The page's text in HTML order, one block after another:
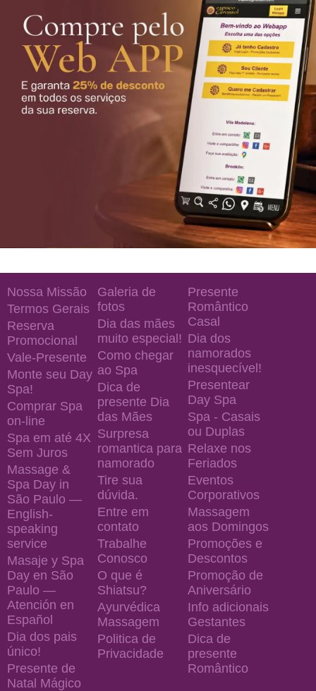
Nossa Missão
Termos Gerais
Reserva
Promocional
Vale-Presente
Monte seu Day
Spa!
Comprar Spa
on-line
Spa em até 4X
Sem Juros
Massage &
Spa Day in
São Paulo —
English-
speaking
service
Masaje y Spa
Day en São
Paulo —
Atención en
Español
Dia dos pais
único!
Presente de
Natal Mágico
Galeria de
fotos
Dia das mães
muito especial!
Como chegar
ao Spa
Dica de
presente Dia
das Mães
Surpresa
romantica para
namorado
Tire sua
dúvida.
Entre em
contato
Trabalhe
Conosco
O que é
Shiatsu?
Ayurvédica
Massagem
Politica de
Privacidade
Presente
Romântico
Casal
Dia dos
namorados
inesquecível!
Presentear
Day Spa
Spa - Casais
ou Duplas
Relaxe nos
Feriados
Eventos
Corporativos
Massagem
aos Domingos
Promoções e
Descontos
Promoção de
Aniversário
Info adicionais
Gestantes
Dica de
presente
Romântico